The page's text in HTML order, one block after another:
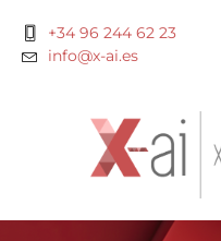
+34 96 244 62 23
info@x-ai.es